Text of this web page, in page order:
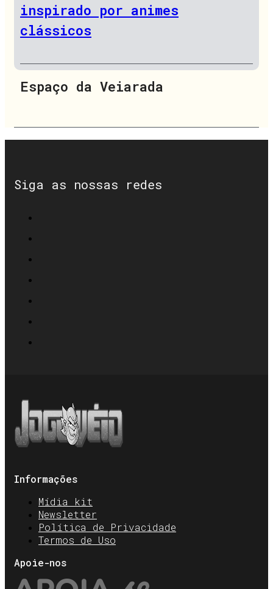
inspirado por animes
clássicos
Espaço da Veiarada
Siga as nossas redes
Informações
Mídia kit
Newsletter
Política de Privacidade
Termos de Uso
Apoie-nos